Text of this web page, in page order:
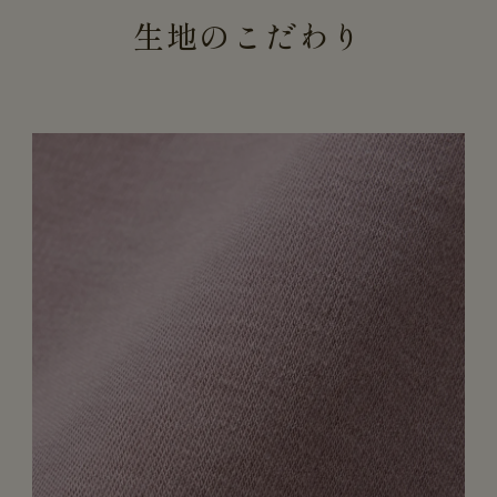
生地のこだわり